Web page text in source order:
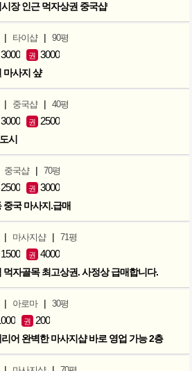
장 인근 먹자상권 중국샵
| 타이샵 | 90평
3000 권 3000
마사지 샾
| 중국샵 | 40평
3000 권 2500
시
중국샵 | 70평
2500 권 3000
중국 마사지.급매
| 마사지샵 | 71평
1500 권 4000
먹자골목 최고상권. 사정상 급매합니다.
| 아로마 | 30평
권 200
어 완벽한 마사지샵 바로 영업 가능 2층